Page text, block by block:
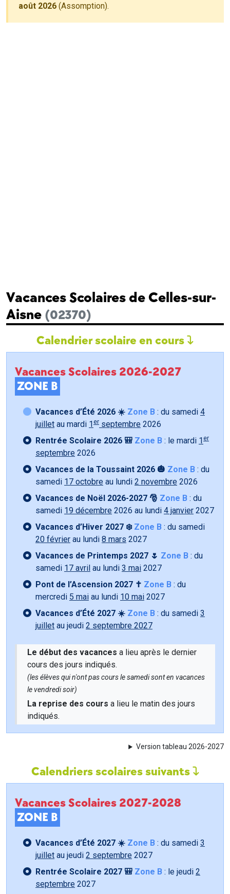
août 2026 (Assomption).
Vacances Scolaires de Celles-sur-
Aisne (02370)
Calendrier scolaire en cours
Vacances Scolaires 2026-2027
ZONE B
Vacances d’Été 2026 ☀️ Zone B : du samedi 4
juillet au mardi 1 er septembre 2026
Rentrée Scolaire 2026 🎒 Zone B : le mardi 1 er
septembre 2026
Vacances de la Toussaint 2026 🎃 Zone B : du
samedi 17 octobre au lundi 2 novembre 2026
Vacances de Noël 2026-2027 🎅 Zone B : du
samedi 19 décembre 2026 au lundi 4 janvier 2027
Vacances d’Hiver 2027 ❄️ Zone B : du samedi
20 février au lundi 8 mars 2027
Vacances de Printemps 2027 🌷 Zone B : du
samedi 17 avril au lundi 3 mai 2027
Pont de l’Ascension 2027 ✝️ Zone B : du
mercredi 5 mai au lundi 10 mai 2027
Vacances d’Été 2027 ☀️ Zone B : du samedi 3
juillet au jeudi 2 septembre 2027
Le début des vacances a lieu après le dernier
cours des jours indiqués.
(les élèves qui n'ont pas cours le samedi sont en vacances
le vendredi soir)
La reprise des cours a lieu le matin des jours
indiqués.
Version tableau 2026-2027
Calendriers scolaires suivants
Vacances Scolaires 2027-2028
ZONE B
Vacances d’Été 2027 ☀️ Zone B : du samedi 3
juillet au jeudi 2 septembre 2027
Rentrée Scolaire 2027 🎒 Zone B : le jeudi 2
septembre 2027